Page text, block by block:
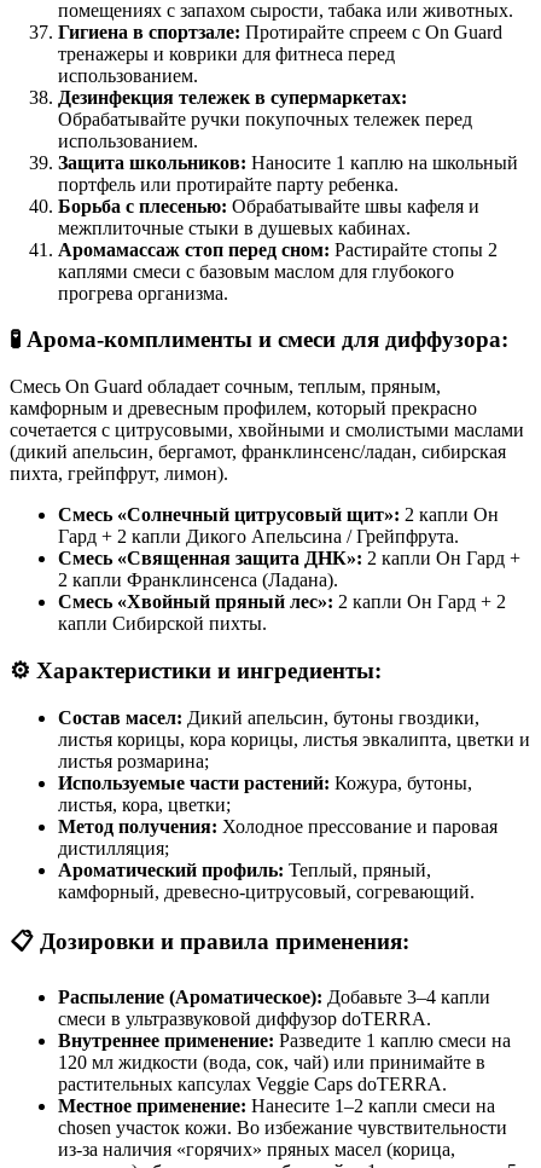
помещениях с запахом сырости, табака или животных.
Гигиена в спортзале: Протирайте спреем с On Guard
тренажеры и коврики для фитнеса перед
использованием.
Дезинфекция тележек в супермаркетах:
Обрабатывайте ручки покупочных тележек перед
использованием.
Защита школьников: Наносите 1 каплю на школьный
портфель или протирайте парту ребенка.
Борьба с плесенью: Обрабатывайте швы кафеля и
межплиточные стыки в душевых кабинах.
Аромамассаж стоп перед сном: Растирайте стопы 2
каплями смеси с базовым маслом для глубокого
прогрева организма.
🧪 Арома-комплименты и смеси для диффузора:
Смесь On Guard обладает сочным, теплым, пряным,
камфорным и древесным профилем, который прекрасно
сочетается с цитрусовыми, хвойными и смолистыми маслами
(дикий апельсин, бергамот, франклинсенс/ладан, сибирская
пихта, грейпфрут, лимон).
Смесь «Солнечный цитрусовый щит»: 2 капли Он
Гард + 2 капли Дикого Апельсина / Грейпфрута.
Смесь «Священная защита ДНК»: 2 капли Он Гард +
2 капли Франклинсенса (Ладана).
Смесь «Хвойный пряный лес»: 2 капли Он Гард + 2
капли Сибирской пихты.
⚙️ Характеристики и ингредиенты:
Состав масел: Дикий апельсин, бутоны гвоздики,
листья корицы, кора корицы, листья эвкалипта, цветки и
листья розмарина;
Используемые части растений: Кожура, бутоны,
листья, кора, цветки;
Метод получения: Холодное прессование и паровая
дистилляция;
Ароматический профиль: Теплый, пряный,
камфорный, древесно-цитрусовый, согревающий.
📋 Дозировки и правила применения:
Распыление (Ароматическое): Добавьте 3–4 капли
смеси в ультразвуковой диффузор doTERRA.
Внутреннее применение: Разведите 1 каплю смеси на
120 мл жидкости (вода, сок, чай) или принимайте в
растительных капсулах Veggie Caps doTERRA.
Местное применение: Нанесите 1–2 капли смеси на
chosen участок кожи. Во избежание чувствительности
из-за наличия «горячих» пряных масел (корица,